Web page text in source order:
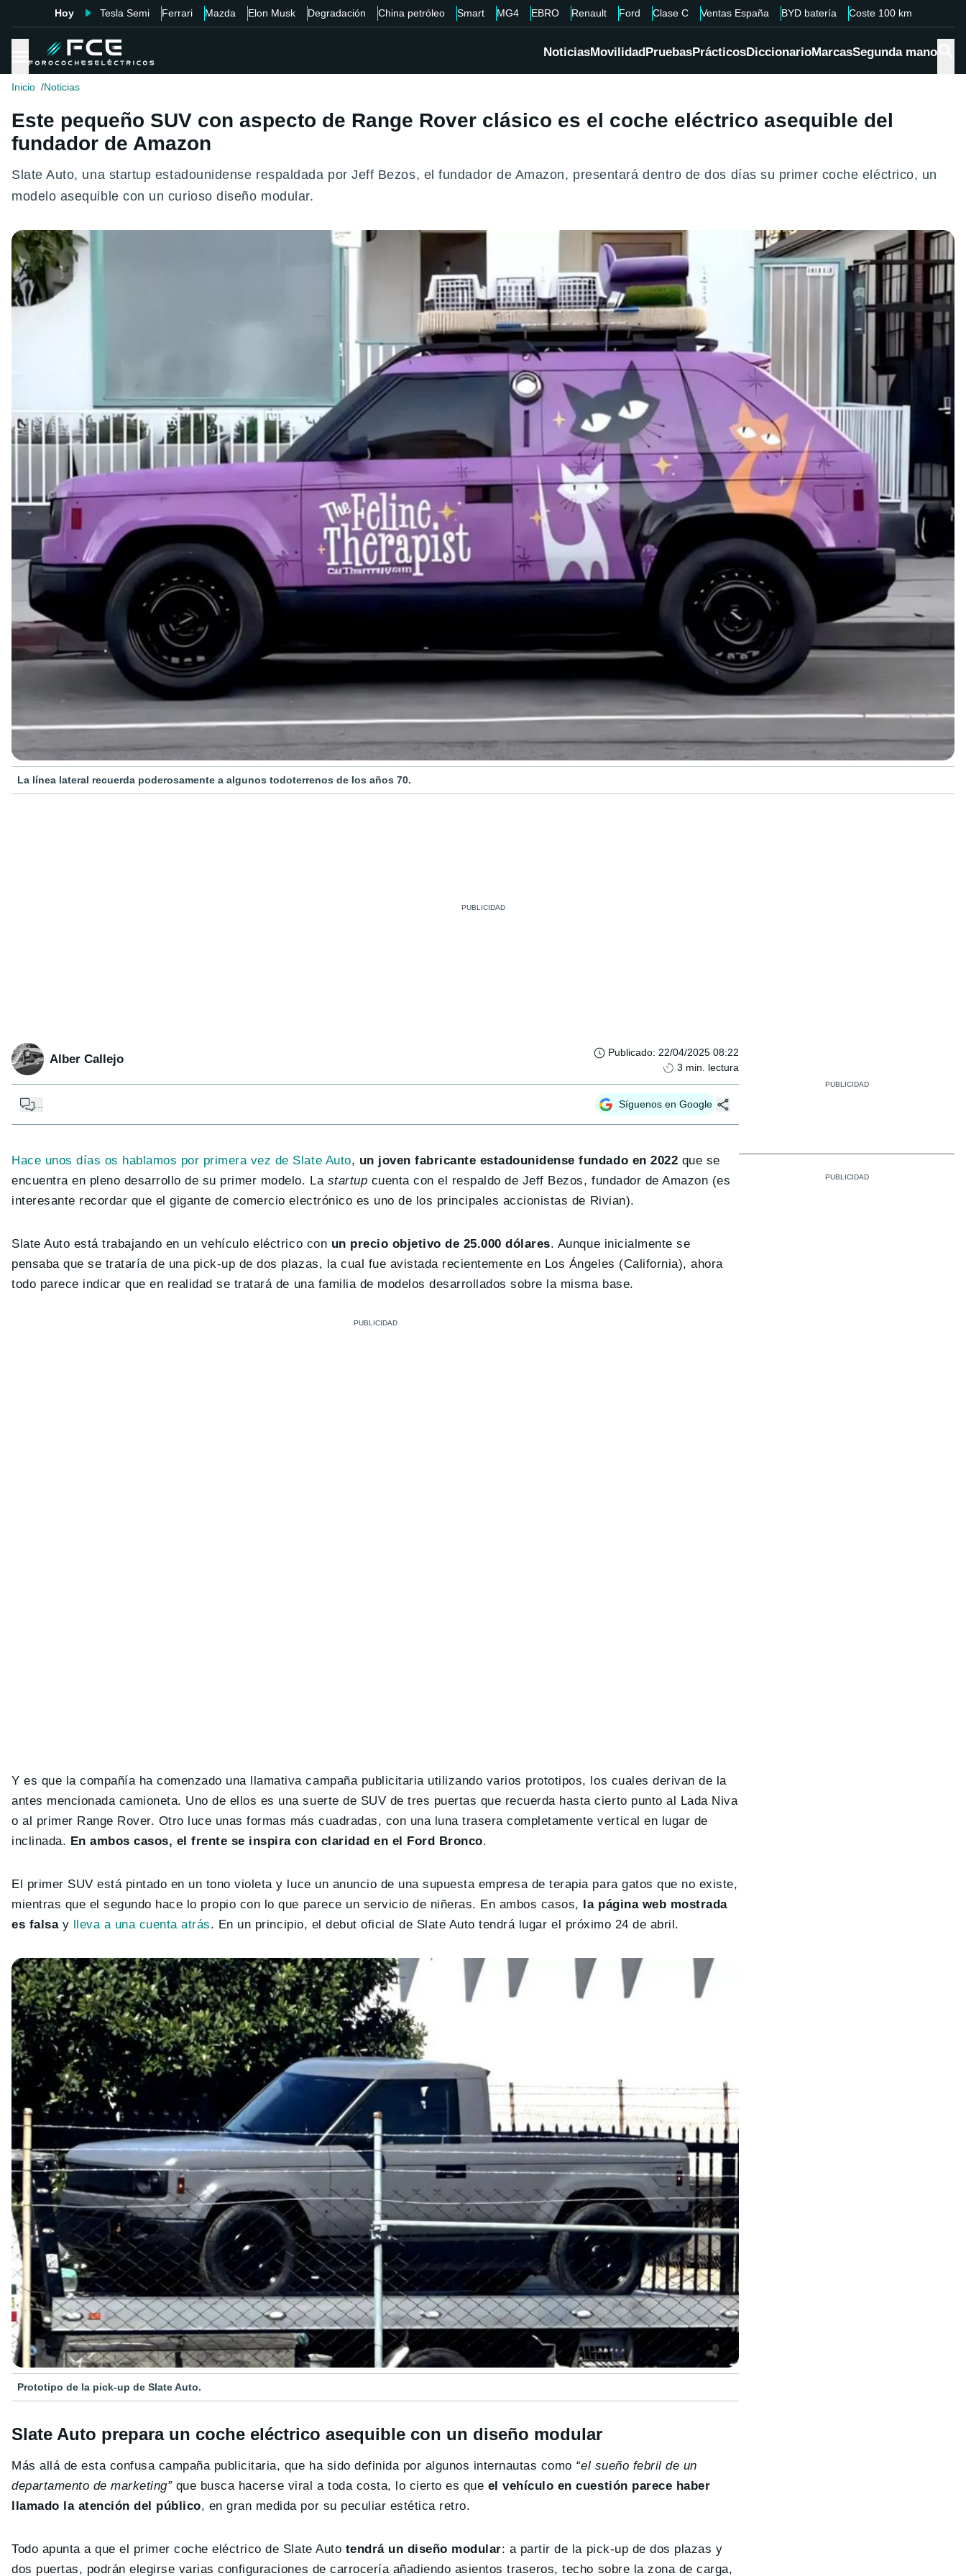
Hoy Tesla Semi Ferrari Mazda Elon Musk Degradación China petróleo Smart MG4 EBRO Renault Ford Clase C Ventas España BYD batería Coste 100 km
NoticiasMovilidadPruebasPrácticosDiccionarioMarcasSegunda mano
Inicio Noticias
Este pequeño SUV con aspecto de Range Rover clásico es el coche eléctrico asequible del
fundador de Amazon
Slate Auto, una startup estadounidense respaldada por Jeff Bezos, el fundador de Amazon, presentará dentro de dos días su primer coche eléctrico, un
modelo asequible con un curioso diseño modular.
La línea lateral recuerda poderosamente a algunos todoterrenos de los años 70.
Alber Callejo Publicado: 22/04/2025 08:22
3 min. lectura
... Síguenos en Google
Hace unos días os hablamos por primera vez de Slate Auto, un joven fabricante estadounidense fundado en 2022 que se
encuentra en pleno desarrollo de su primer modelo. La startup cuenta con el respaldo de Jeff Bezos, fundador de Amazon (es
interesante recordar que el gigante de comercio electrónico es uno de los principales accionistas de Rivian).
Slate Auto está trabajando en un vehículo eléctrico con un precio objetivo de 25.000 dólares. Aunque inicialmente se
pensaba que se trataría de una pick-up de dos plazas, la cual fue avistada recientemente en Los Ángeles (California), ahora
todo parece indicar que en realidad se tratará de una familia de modelos desarrollados sobre la misma base.
Y es que la compañía ha comenzado una llamativa campaña publicitaria utilizando varios prototipos, los cuales derivan de la
antes mencionada camioneta. Uno de ellos es una suerte de SUV de tres puertas que recuerda hasta cierto punto al Lada Niva
o al primer Range Rover. Otro luce unas formas más cuadradas, con una luna trasera completamente vertical en lugar de
inclinada. En ambos casos, el frente se inspira con claridad en el Ford Bronco.
El primer SUV está pintado en un tono violeta y luce un anuncio de una supuesta empresa de terapia para gatos que no existe,
mientras que el segundo hace lo propio con lo que parece un servicio de niñeras. En ambos casos,
la página web mostrada
es falsay lleva a una cuenta atrás. En un principio, el debut oficial de Slate Auto tendrá lugar el próximo 24 de abril.
Prototipo de la pick-up de Slate Auto.
Slate Auto prepara un coche eléctrico asequible con un diseño modular
Más allá de esta confusa campaña publicitaria, que ha sido definida por algunos internautas como “el sueño febril de un
departamento de marketing”que busca hacerse viral a toda costa, lo cierto es que el vehículo en cuestión parece haber
llamado la atención del público, en gran medida por su peculiar estética retro.
Todo apunta a que el primer coche eléctrico de Slate Auto tendrá un diseño modular: a partir de la pick-up de dos plazas y
dos puertas, podrán elegirse varias configuraciones de carrocería añadiendo asientos traseros, techo sobre la zona de carga,